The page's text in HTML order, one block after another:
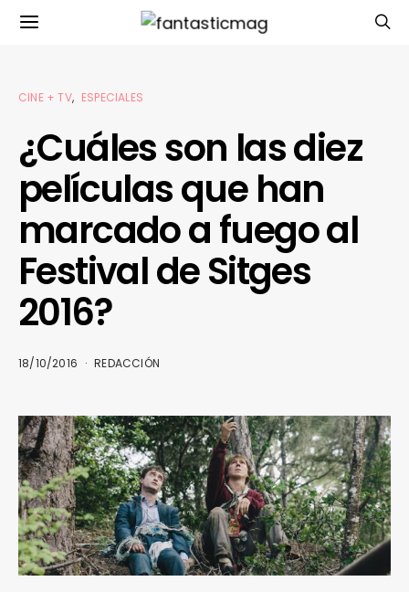
CINE + TV ESPECIALES
¿Cuáles son las diez
películas que han
marcado a fuego al
Festival de Sitges
2016?
18/10/2016 REDACCIÓN